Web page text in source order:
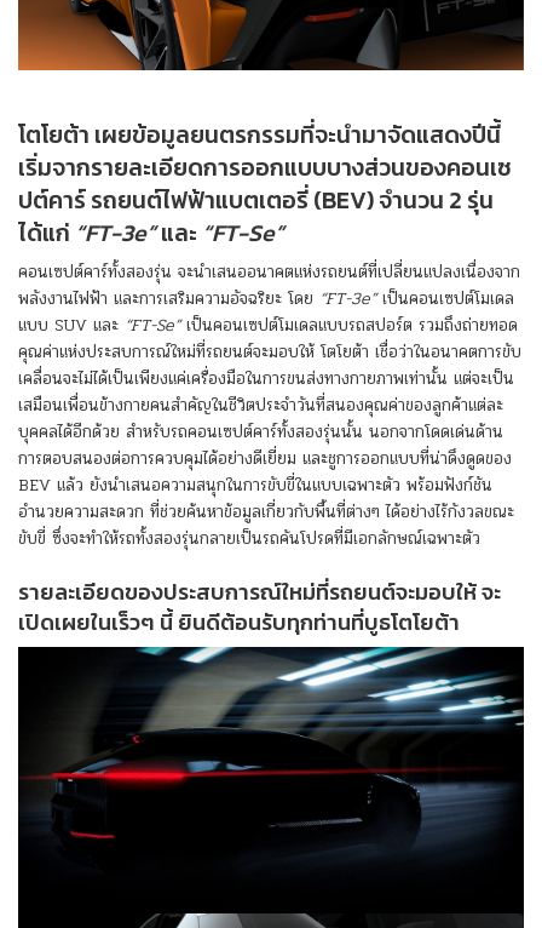
โตโยต้า เผยข้อมูลยนตรกรรมที่จะนำมาจัดแสดงปีนี้
เริ่มจากรายละเอียดการออกแบบบางส่วนของคอนเซ
ปต์คาร์ รถยนต์ไฟฟ้าแบตเตอรี่ (BEV) จำนวน 2 รุ่น
ได้แก่ “FT-3e”และ “FT-Se”
คอนเซปต์คาร์ทั้งสองรุ่น จะนำเสนออนาคตแห่งรถยนต์ที่เปลี่ยนแปลงเนื่องจาก
พลังงานไฟฟ้า และการเสริมความอัจฉริยะ โดย “FT-3e”เป็นคอนเซปต์โมเดล
แบบ SUV และ “FT-Se”เป็นคอนเซปต์โมเดลแบบรถสปอร์ต รวมถึงถ่ายทอด
คุณค่าแห่งประสบการณ์ใหม่ที่รถยนต์จะมอบให้ โตโยต้า เชื่อว่าในอนาคตการขับ
เคลื่อนจะไม่ได้เป็นเพียงแค่เครื่องมือในการขนส่งทางกายภาพเท่านั้น แต่จะเป็น
เสมือนเพื่อนข้างกายคนสำคัญในชีวิตประจำวันที่สนองคุณค่าของลูกค้าแต่ละ
บุคคลได้อีกด้วย สำหรับรถคอนเซปต์คาร์ทั้งสองรุ่นนั้น นอกจากโดดเด่นด้าน
การตอบสนองต่อการควบคุมได้อย่างดีเยี่ยม และชูการออกแบบที่น่าดึงดูดของ
BEV แล้ว ยังนำเสนอความสนุกในการขับขี่ในแบบเฉพาะตัว พร้อมฟังก์ชัน
อำนวยความสะดวก ที่ช่วยค้นหาข้อมูลเกี่ยวกับพื้นที่ต่างๆ ได้อย่างไร้กังวลขณะ
ขับขี่ ซึ่งจะทำให้รถทั้งสองรุ่นกลายเป็นรถคันโปรดที่มีเอกลักษณ์เฉพาะตัว
รายละเอียดของประสบการณ์ใหม่ที่รถยนต์จะมอบให้ จะ
เปิดเผยในเร็วๆ นี้ ยินดีต้อนรับทุกท่านที่บูธโตโยต้า